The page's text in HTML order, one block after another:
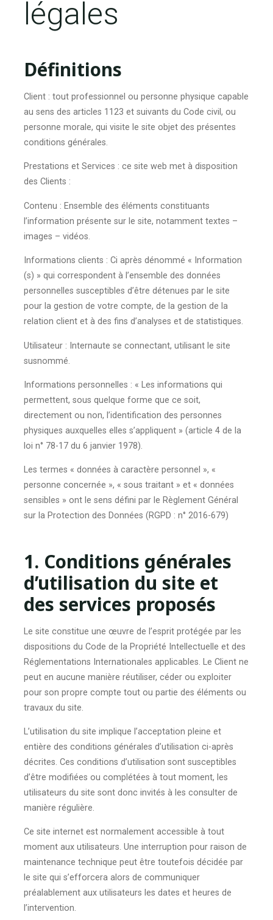
légales
Définitions
Client : tout professionnel ou personne physique capable
au sens des articles 1123 et suivants du Code civil, ou
personne morale, qui visite le site objet des présentes
conditions générales.
Prestations et Services : ce site web met à disposition
des Clients :
Contenu : Ensemble des éléments constituants
l’information présente sur le site, notamment textes –
images – vidéos.
Informations clients : Ci après dénommé « Information
(s) » qui correspondent à l’ensemble des données
personnelles susceptibles d’être détenues par le site
pour la gestion de votre compte, de la gestion de la
relation client et à des fins d’analyses et de statistiques.
Utilisateur : Internaute se connectant, utilisant le site
susnommé.
Informations personnelles : « Les informations qui
permettent, sous quelque forme que ce soit,
directement ou non, l’identification des personnes
physiques auxquelles elles s’appliquent » (article 4 de la
loi n° 78-17 du 6 janvier 1978).
Les termes « données à caractère personnel », «
personne concernée », « sous traitant » et « données
sensibles » ont le sens défini par le Règlement Général
sur la Protection des Données (RGPD : n° 2016-679)
1. Conditions générales
d’utilisation du site et
des services proposés
Le site constitue une œuvre de l’esprit protégée par les
dispositions du Code de la Propriété Intellectuelle et des
Réglementations Internationales applicables. Le Client ne
peut en aucune manière réutiliser, céder ou exploiter
pour son propre compte tout ou partie des éléments ou
travaux du site.
L’utilisation du site implique l’acceptation pleine et
entière des conditions générales d’utilisation ci-après
décrites. Ces conditions d’utilisation sont susceptibles
d’être modifiées ou complétées à tout moment, les
utilisateurs du site sont donc invités à les consulter de
manière régulière.
Ce site internet est normalement accessible à tout
moment aux utilisateurs. Une interruption pour raison de
maintenance technique peut être toutefois décidée par
le site qui s’efforcera alors de communiquer
préalablement aux utilisateurs les dates et heures de
l’intervention.